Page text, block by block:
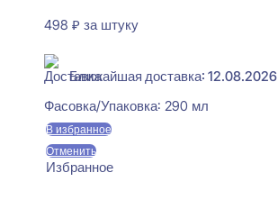
498 ₽ за штуку
Ближайшая доставка: 12.08.2026
Фасовка/Упаковка: 290 мл
В избранное
Отменить
Избранное